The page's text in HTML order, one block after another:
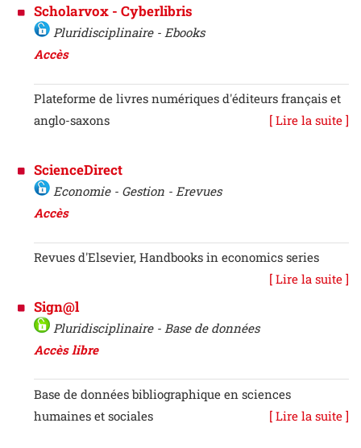
Scholarvox - Cyberlibris
Pluridisciplinaire - Ebooks
Accès
Plateforme de livres numériques d'éditeurs français et
anglo-saxons
[ Lire la suite ]
ScienceDirect
Economie - Gestion - Erevues
Accès
Revues d'Elsevier, Handbooks in economics series
[ Lire la suite ]
Sign@l
Pluridisciplinaire - Base de données
Accès libre
Base de données bibliographique en sciences
humaines et sociales
[ Lire la suite ]